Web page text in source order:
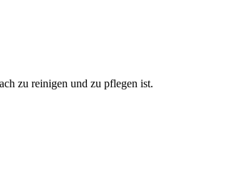
zu reinigen und zu pflegen ist.